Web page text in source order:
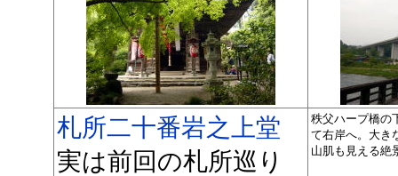
札所二十番岩之上堂
実は前回の札所巡り
秩父ハープ橋の
て右岸へ。大き
山肌も見える絶